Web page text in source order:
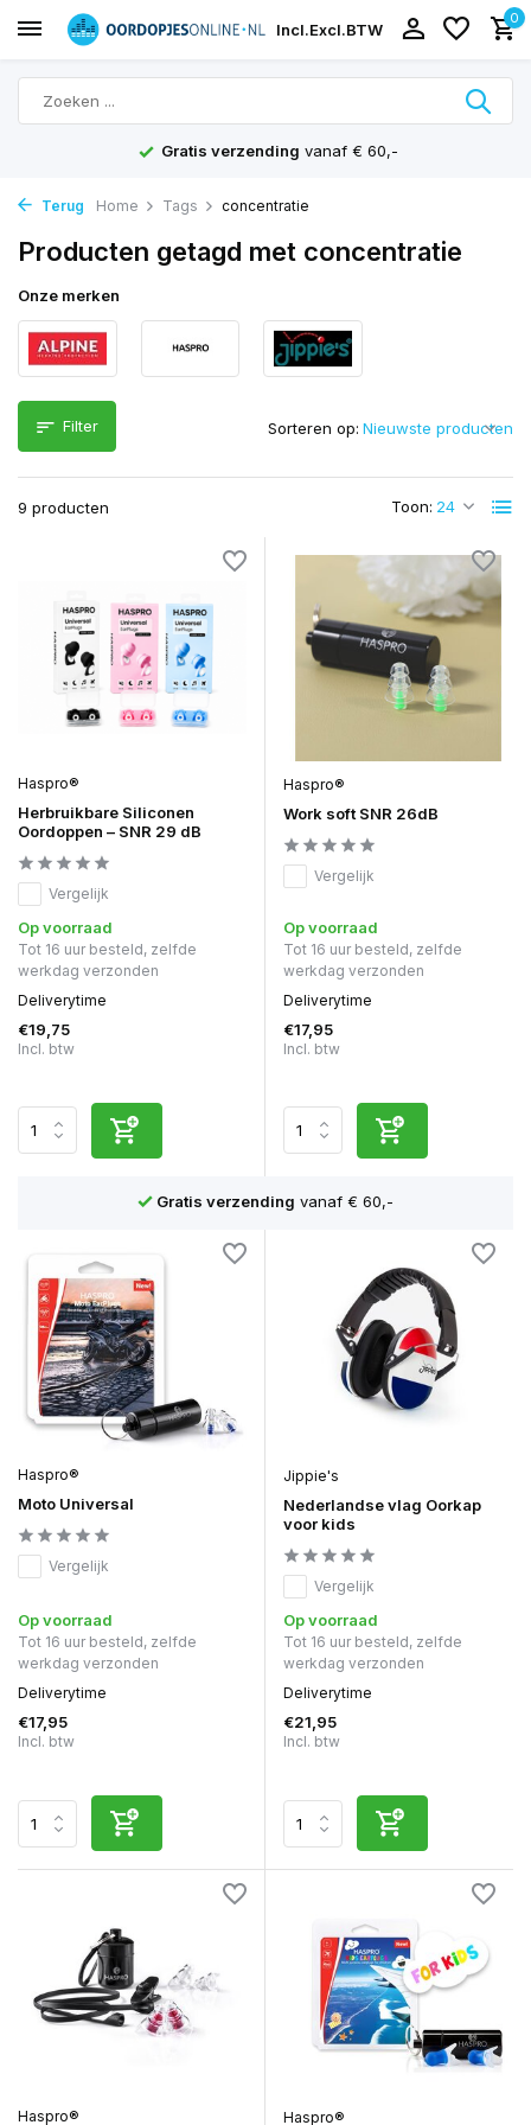
Incl.Excl.BTW
0
Gratis verzending vanaf € 60,-
Terug Home Tags concentratie
Producten getagd met concentratie
Onze merken
Filter
9 producten Toon:
Sorteren op:
Haspro®
Herbruikbare Siliconen
Oordoppen – SNR 29 dB
Vergelijk
Op voorraad
Tot 16 uur besteld, zelfde
werkdag verzonden
Deliverytime
€19,75
Incl. btw
Haspro®
Work soft SNR 26dB
Vergelijk
Op voorraad
Tot 16 uur besteld, zelfde
werkdag verzonden
Deliverytime
€17,95
Incl. btw
Gratis verzending vanaf € 60,-
Haspro®
Moto Universal
Vergelijk
Op voorraad
Tot 16 uur besteld, zelfde
werkdag verzonden
Deliverytime
€17,95
Incl. btw
Jippie's
Nederlandse vlag Oorkap
voor kids
Vergelijk
Op voorraad
Tot 16 uur besteld, zelfde
werkdag verzonden
Deliverytime
€21,95
Incl. btw
Haspro® Haspro®